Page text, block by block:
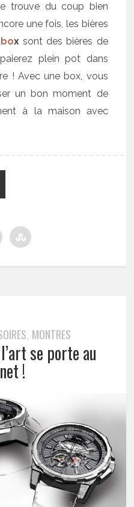
trouve du coup bien
une fois, les bières
xsont des bières de
plein pot dans
! Avec une box, vous
un bon moment de
à la maison avec
, MONTRES
se porte au
!